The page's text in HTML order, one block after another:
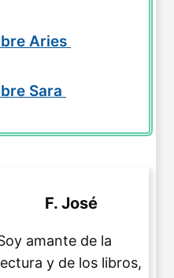
Aries
Sara
F. José
amante de la
y de los libros,